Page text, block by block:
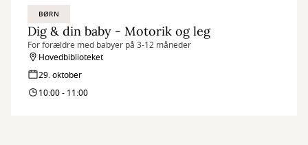
BØRN
Dig & din baby - Motorik og leg
For forældre med babyer på 3-12 måneder
Hovedbiblioteket
29. oktober
10:00 - 11:00